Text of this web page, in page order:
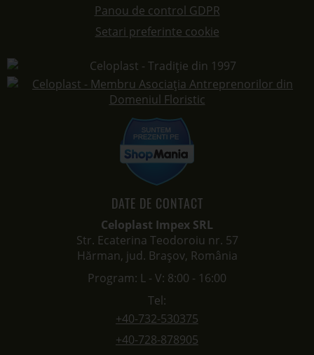
Panou de control GDPR
Setari preferinte cookie
DATE DE CONTACT
Celoplast Impex SRL
Str. Ecaterina Teodoroiu nr. 57
Hărman, jud. Brașov, România
Program: L - V: 8:00 - 16:00
Tel:
+40-732-530375
+40-728-878905